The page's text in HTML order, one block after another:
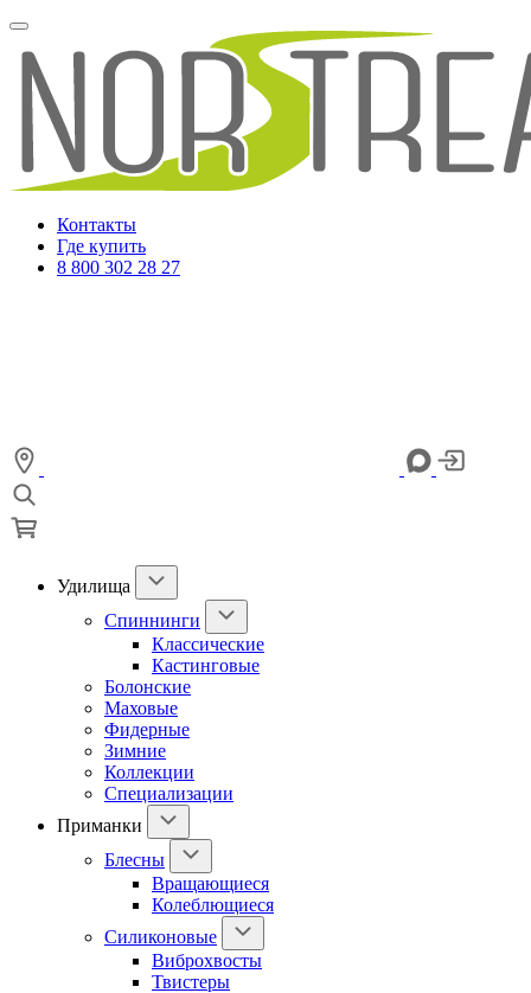
Контакты
Где купить
8 800 302 28 27
Удилища
Спиннинги
Классические
Кастинговые
Болонские
Маховые
Фидерные
Зимние
Коллекции
Специализации
Приманки
Блесны
Вращающиеся
Колеблющиеся
Силиконовые
Виброхвосты
Твистеры